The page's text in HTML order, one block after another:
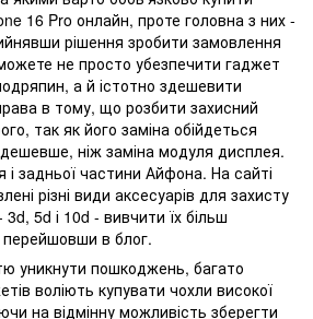
16 Pro онлайн, проте головна з них -
рішення зробити замовлення
не просто убезпечити гаджет
а й істотно здешевити
в тому, що розбити захисний
так як його заміна обійдеться
дешевше, ніж заміна модуля дисплея.
задньої частини Айфона. На сайті
різні види аксесуарів для захисту
5d і 10d - вивчити їх більш
в блог.
уникнути пошкоджень, багато
воліють купувати чохли високої
на відмінну можливість зберегти